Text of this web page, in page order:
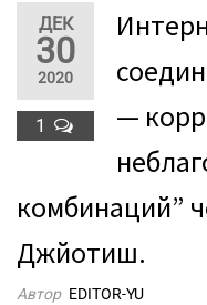
ДЕК
30
2020
1
—
комбинаций”
Джйотиш.
Автор EDITOR-YU